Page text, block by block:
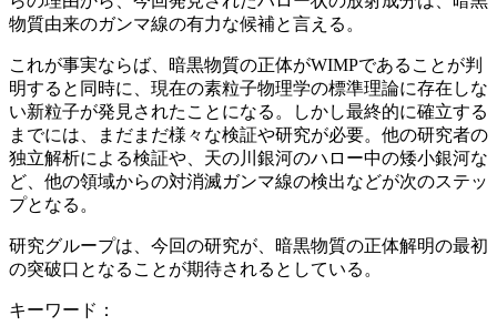
物質由来のガンマ線の有力な候補と言える。
これが事実ならば、暗黒物質の正体がWIMPであることが判
明すると同時に、現在の素粒子物理学の標準理論に存在しな
い新粒子が発見されたことになる。しかし最終的に確立する
までには、まだまだ様々な検証や研究が必要。他の研究者の
独立解析による検証や、天の川銀河のハロー中の矮小銀河な
ど、他の領域からの対消滅ガンマ線の検出などが次のステッ
プとなる。
研究グループは、今回の研究が、暗黒物質の正体解明の最初
の突破口となることが期待されるとしている。
キーワード：